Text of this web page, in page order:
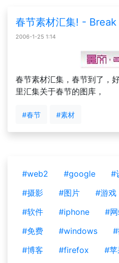
春节素材汇集! - Break
2006-1-25 1:14
春节素材汇集，春节到了，
里汇集关于春节的图库，
#春节 #素材
#web2 #google #
#摄影
#图片 #游戏
#软件
#iphone #
#免费
#windows
#博客
#firefox #苹